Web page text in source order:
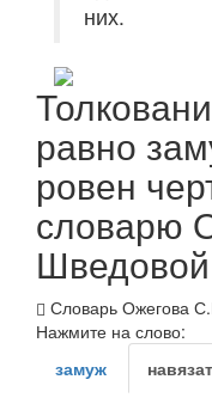
них.
равно
ровен
словарю
Словарь Ожегова
Нажмите на слово:
замуж